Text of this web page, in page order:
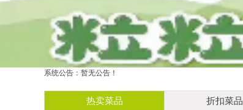
系统公告：暂无公告！
热卖菜品 折扣菜品